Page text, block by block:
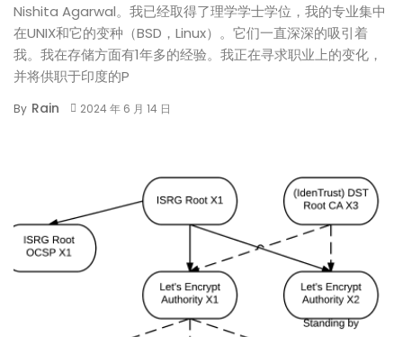
Nishita Agarwal。我已经取得了理学学士学位，我的专业集中
在UNIX和它的变种（BSD，Linux）。它们一直深深的吸引着
我。我在存储方面有1年多的经验。我正在寻求职业上的变化，
并将供职于印度的P
By Rain 2024 年 6 月 14 日